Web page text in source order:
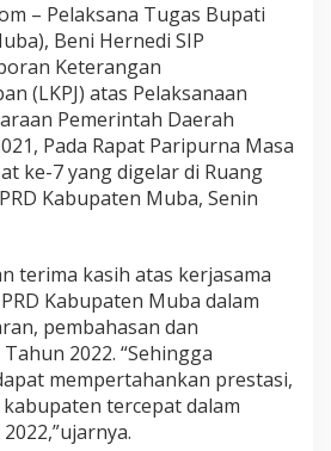
– Pelaksana Tugas Bupati
Beni Hernedi SIP
Keterangan
(LKPJ) atas Pelaksanaan
Pemerintah Daerah
Pada Rapat Paripurna Masa
ke-7 yang digelar di Ruang
Kabupaten Muba, Senin
terima kasih atas kerjasama
Kabupaten Muba dalam
pembahasan dan
2022. “Sehingga
mempertahankan prestasi,
tercepat dalam